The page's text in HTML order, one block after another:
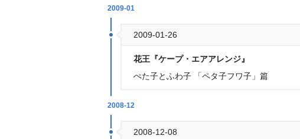
2009-01
2009-01-26
花王『ケープ・エアアレンジ』
ぺた子とふわ子 「ペタ子フワ子」篇
2008-12
2008-12-08